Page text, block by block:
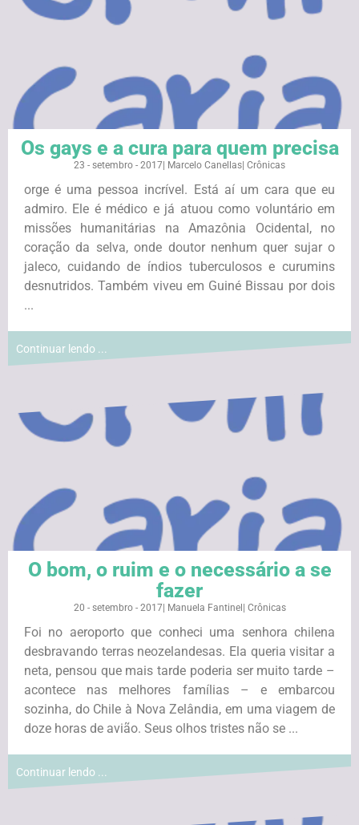
Os gays e a cura para quem precisa
23 - setembro - 2017 Marcelo Canellas Crônicas
orge é uma pessoa incrível. Está aí um cara que eu
admiro. Ele é médico e já atuou como voluntário em
missões humanitárias na Amazônia Ocidental, no
coração da selva, onde doutor nenhum quer sujar o
jaleco, cuidando de índios tuberculosos e curumins
desnutridos. Também viveu em Guiné Bissau por dois
...
Continuar lendo ...
O bom, o ruim e o necessário a se
fazer
20 - setembro - 2017| Manuela Fantinel Crônicas
Foi no aeroporto que conheci uma senhora chilena
desbravando terras neozelandesas. Ela queria visitar a
neta, pensou que mais tarde poderia ser muito tarde –
acontece nas melhores famílias – e embarcou
sozinha, do Chile à Nova Zelândia, em uma viagem de
doze horas de avião. Seus olhos tristes não se ...
Continuar lendo ...